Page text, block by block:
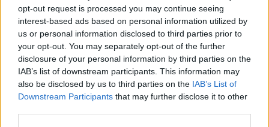
opt-out request is processed you may continue seeing
interest-based ads based on personal information utilized by
us or personal information disclosed to third parties prior to
your opt-out. You may separately opt-out of the further
disclosure of your personal information by third parties on the
IAB’s list of downstream participants. This information may
also be disclosed by us to third parties on the IAB’s List of
Downstream Participants that may further disclose it to other
(treinador-adjunto), FC Fontelas, UDC Sabrosa e GD Cerva.